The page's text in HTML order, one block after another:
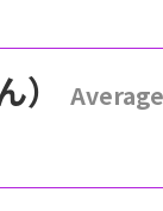
Average